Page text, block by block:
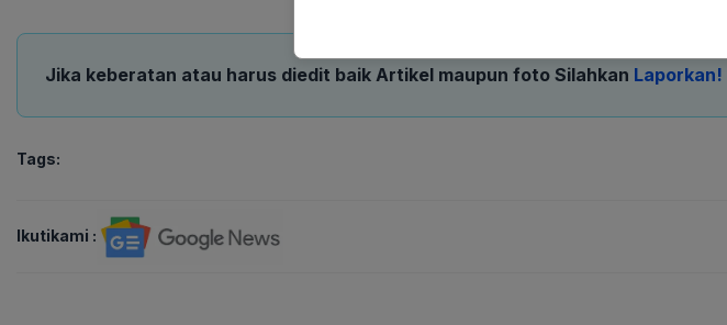
Jika keberatan atau harus diedit baik Artikel maupun foto Silahkan Laporkan!
Tags:
Ikutikami :